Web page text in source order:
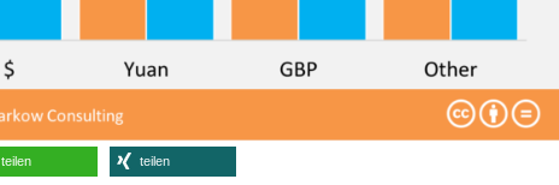
teilen teilen